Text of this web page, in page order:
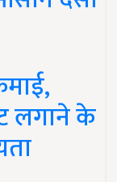
लगाने के